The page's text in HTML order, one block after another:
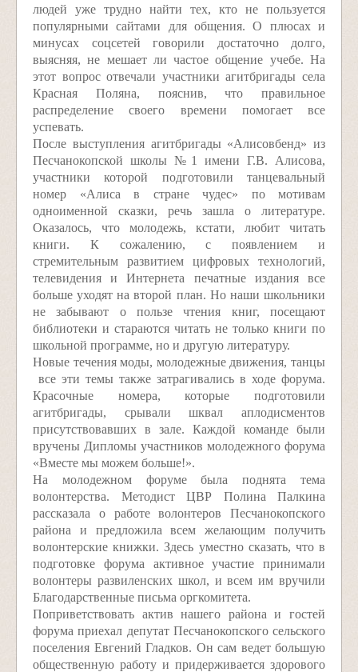
людей уже трудно найти тех, кто не пользуется
популярными сайтами для общения. О плюсах и
минусах соцсетей говорили достаточно долго,
выясняя, не мешает ли частое общение учебе. На
этот вопрос отвечали участники агитбригады села
Красная Поляна, пояснив, что правильное
распределение своего времени помогает все
успевать.
После выступления агитбригады «Алисов­бенд» из
Песчанокопской школы №1 имени Г.В. Алисова,
участники которой подготовили танцевальный
номер «Алиса в стране чудес» по мотивам
одноименной сказки, речь зашла о литературе.
Оказалось, что молодежь, кстати, любит читать
книги. К сожалению, с появлением и
стремительным развитием цифровых технологий,
телевидения и Интернета печатные издания все
больше уходят на второй план. Но наши школьники
не забывают о пользе чтения книг, посещают
библиотеки и стараются читать не только книги по
школьной программе, но и другую литературу.
Новые течения моды, молодежные движения, танцы
­ все эти темы также затрагивались в ходе форума.
Красочные номера, которые подготовили
агитбригады, срывали шквал аплодисментов
присутствовавших в зале. Каждой команде были
вручены Дипломы участников молодежного форума
«Вместе мы можем больше!».
На молодежном форуме была поднята тема
волонтерства. Методист ЦВР Полина Палкина
рассказала о работе волонтеров Песчанокопского
района и предложила всем желающим получить
волонтерские книжки. Здесь умест­но сказать, что в
подготовке форума активное участие принимали
волонтеры развиленских школ, и всем им вручили
Благодарственные письма орг­комитета.
Поприветствовать актив нашего района и гостей
форума приехал депутат Песчанокопского сельского
поселения Евгений Гладков. Он сам ведет большую
общественную работу и придерживается здорового